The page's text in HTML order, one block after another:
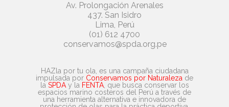
Av. Prolongación Arenales
437. San Isidro
Lima, Perú
(01) 612 4700
conservamos@spda.org.pe
HAZla por tu ola, es una campaña ciudadana
impulsada por Conservamos por Naturaleza de
la SPDAy la FENTA, que busca conservar los
espacios marino costeros del Perú a través de
una herramienta alternativa e innovadora de